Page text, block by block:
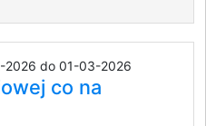
2026 do 01-03-2026
co na